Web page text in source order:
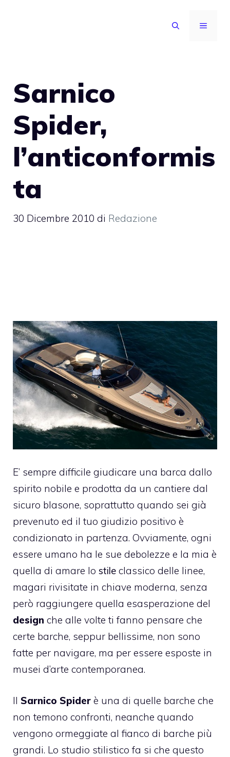
MENU
Sarnico
Spider,
l’anticonformis
ta
30 Dicembre 2010 di Redazione
E’ sempre difficile giudicare una barca dallo
spirito nobile e prodotta da un cantiere dal
sicuro blasone, soprattutto quando sei già
prevenuto ed il tuo giudizio positivo è
condizionato in partenza. Ovviamente, ogni
essere umano ha le sue debolezze e la mia è
quella di amare lo stile classico delle linee,
magari rivisitate in chiave moderna, senza
però raggiungere quella esasperazione del
design che alle volte ti fanno pensare che
certe barche, seppur bellissime, non sono
fatte per navigare, ma per essere esposte in
musei d’arte contemporanea.
Il Sarnico Spider è una di quelle barche che
non temono confronti, neanche quando
vengono ormeggiate al fianco di barche più
grandi. Lo studio stilistico fa si che questo